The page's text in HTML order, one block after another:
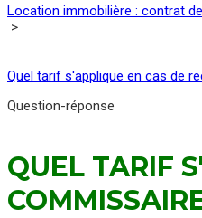
Location immobilière : contrat
>
Quel tarif s'applique en cas de
Question-réponse
QUEL TARIF